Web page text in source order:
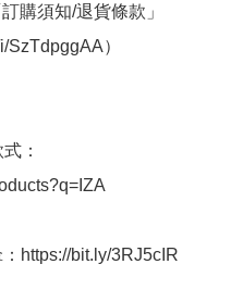
購須知/退貨條款」
SzTdpggAA）
：
https://bit.ly/3RJ5cIR